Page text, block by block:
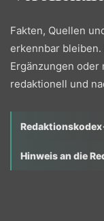
Fakten, Quellen
erkennbar
Ergänzungen
redaktionell und
Redaktionskodex
Hinweis an die